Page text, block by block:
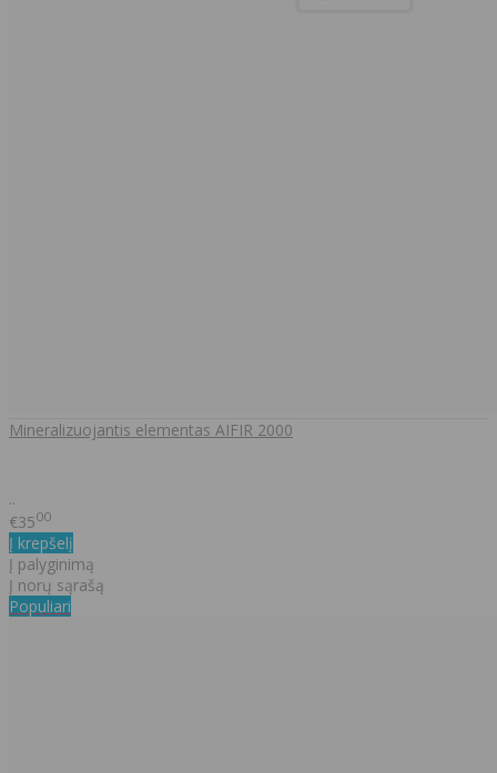
Mineralizuojantis elementas AIFIR 2000
..
€3500
Į krepšelį
Į palyginimą
Į norų sąrašą
Populiari